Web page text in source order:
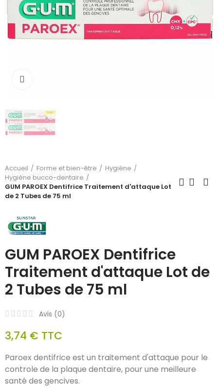
Accueil Forme et bien-être
Hygiène
Hygiène bucco-dentaire
GUM PAROEX Dentifrice Traitement d'attaque Lot
de 2 Tubes de 75 ml
GUM PAROEX Dentifrice
Traitement d'attaque Lot de
2 Tubes de 75 ml
Avis (0)
3,74 € TTC
Paroex dentifrice est un traitement d'attaque pour le
controle de la plaque dentaire, pour une meilleure
santé des gencives.